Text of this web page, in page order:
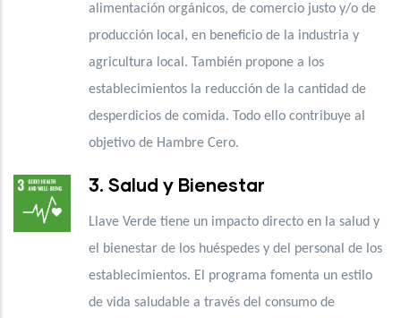
alimentación orgánicos, de comercio justo y/o de
producción local, en beneficio de la industria y
agricultura local. También propone a los
establecimientos la reducción de la cantidad de
desperdicios de comida. Todo ello contribuye al
objetivo de Hambre Cero.
3. Salud y Bienestar
Llave Verde tiene un impacto directo en la salud y
el bienestar de los huéspedes y del personal de los
establecimientos. El programa fomenta un estilo
de vida saludable a través del consumo de